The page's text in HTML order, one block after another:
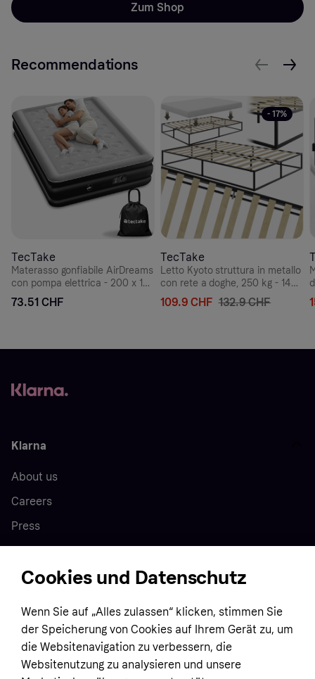
Zum Shop
Recommendations
TecTake
Materasso gonfiabile AirDreams
con pompa elettrica - 200 x 148
x 44 cm | tectake
73.51 CHF
- 17%
TecTake
Letto Kyoto struttura in metallo
con rete a doghe, 250 kg - 140
x 200 x 25,5 cm | tectake
109.9 CHF 132.9 CHF
Klarna
About us
Careers
Press
Home
Customer service
Terms & conditions
Privacy policy
Business
Sell with Klarna
Cookies und Datenschutz
Wenn Sie auf „Alles zulassen“ klicken, stimmen Sie
der Speicherung von Cookies auf Ihrem Gerät zu, um
die Websitenavigation zu verbessern, die
Websitenutzung zu analysieren und unsere